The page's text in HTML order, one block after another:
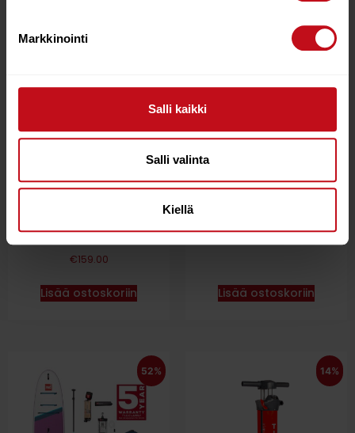
Markkinointi
Salli kaikki
Salli valinta
Kiellä
Tough – Säädettävä
€159.00
Lisää ostoskoriin
€19.90
Lisää ostoskoriin
52% 14%